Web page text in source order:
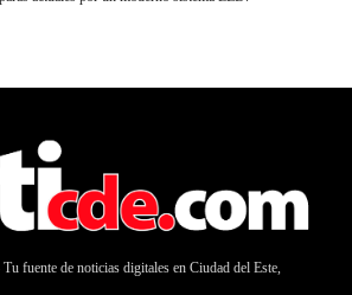
fuente de noticias digitales en Ciudad del Este,